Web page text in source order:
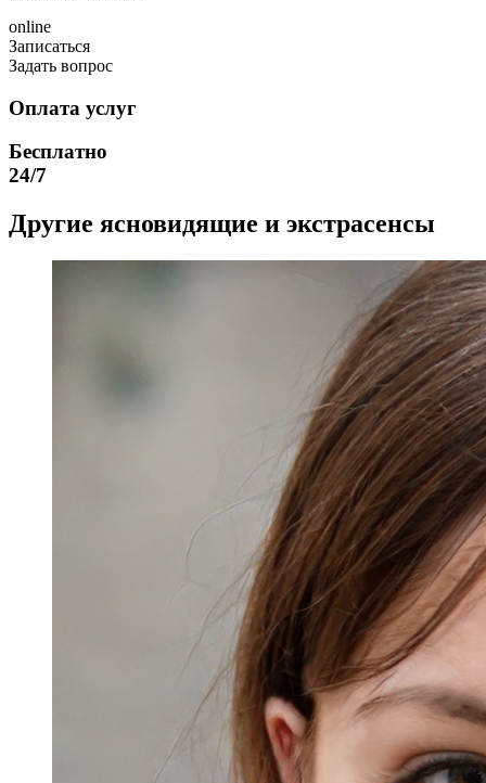
online
Записаться
Задать вопрос
Оплата услуг
Бесплатно
24/7
Другие ясновидящие и экстрасенсы